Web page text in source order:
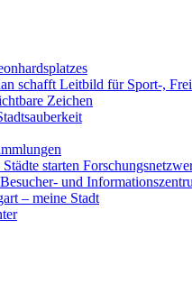
schafft Leitbild für Sport-,
Zeichen
starten
und
– meine Stadt